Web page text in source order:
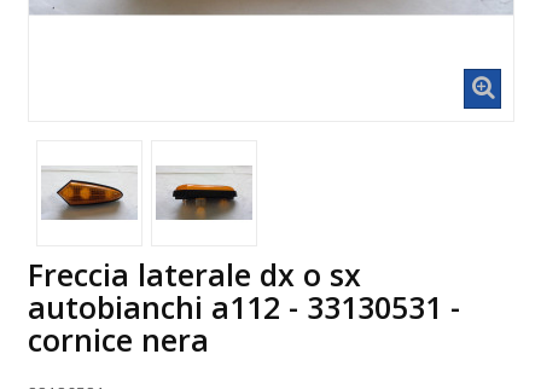
Freccia laterale dx o sx
autobianchi a112 - 33130531 -
cornice nera